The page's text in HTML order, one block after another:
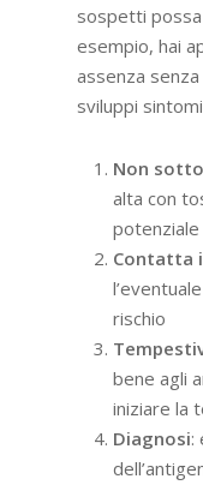
sospetti
esempio, hai
assenza
sviluppi
Non
alta con
Contatta
rischio
bene agli
iniziare la
Diagnosi: